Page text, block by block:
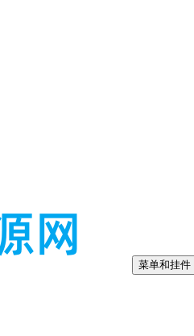
菜单和挂件